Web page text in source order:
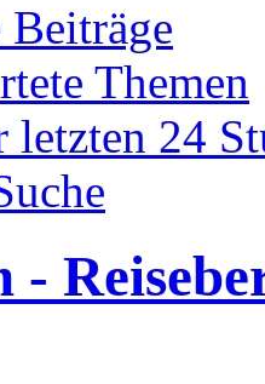
Beiträge
Themen
letzten 24
-